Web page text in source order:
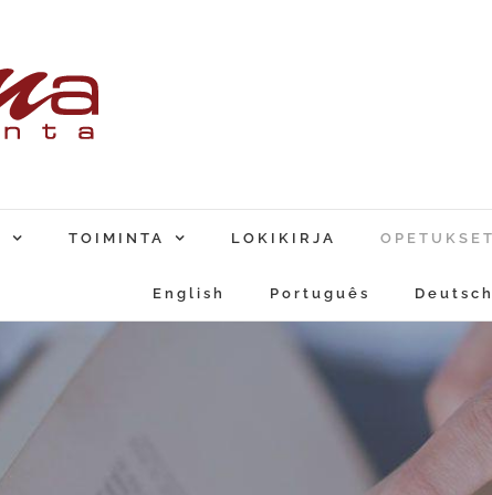
TOIMINTA LOKIKIRJA OPETUKSET
English Português Deutsch